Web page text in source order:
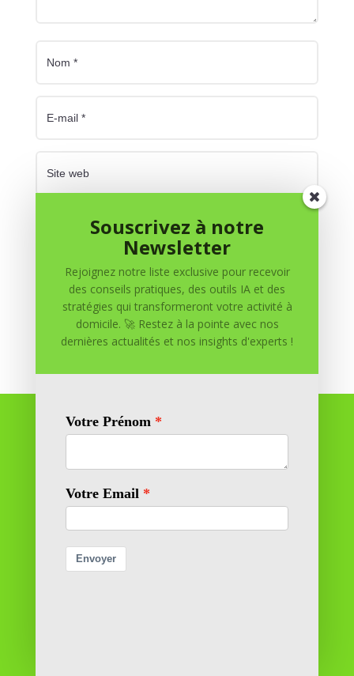
le navigateur pour mon prochain commentaire.
Soumettre le commentaire
Réussite à Domicile est votre partenaire de confiance
pour atteindre vos objectifs depuis le confort de votre
Souscrivez à notre
Newsletter
Rejoignez notre liste exclusive pour recevoir
des conseils pratiques, des outils IA et des
stratégies qui transformeront votre activité à
domicile. 🚀 Restez à la pointe avec nos
dernières actualités et nos insights d'experts !